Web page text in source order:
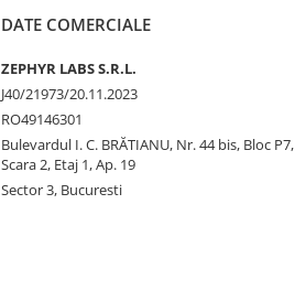
DATE COMERCIALE
ZEPHYR LABS S.R.L.
J40/21973/20.11.2023
RO49146301
Bulevardul I. C. BRĂTIANU, Nr. 44 bis, Bloc P7,
Scara 2, Etaj 1, Ap. 19
Sector 3, Bucuresti